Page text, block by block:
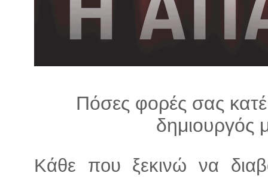
Πόσες φορές σας
δημιουργός
Κάθε που ξεκινώ να